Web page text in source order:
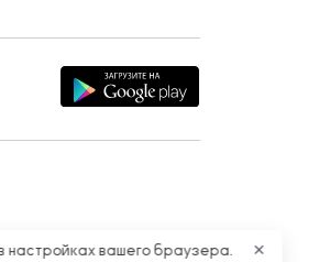
настройках вашего браузера. ✕